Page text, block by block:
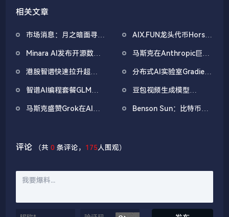
相关文章
市场消息：月之暗面寻求
亿美元估值
AIX.FUN龙头代币Horse
并开启新春空投活动
Minara AI发布开源数字
马斯克在Anthropic巨额
在种族歧视行为
港股智谱快速拉升超
GLM Coding Plan上线即
售罄
分布式AI实验室Gradient
学习框架
智谱AI编程套餐GLM
罕见售罄
豆包视频生成模型
马斯克盛赞Grok在AI炒
Benson Sun：比特币跌
评论 （共0 条评论， 175人围观）